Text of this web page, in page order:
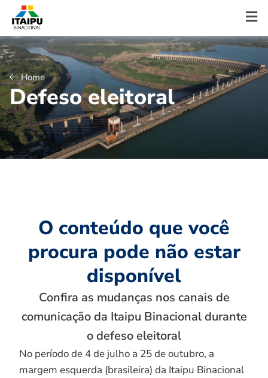
Home
Defeso eleitoral
O conteúdo que você
procura pode não estar
disponível
Confira as mudanças nos canais de
comunicação da Itaipu Binacional durante
o defeso eleitoral
No período de 4 de julho a 25 de outubro, a
margem esquerda (brasileira) da Itaipu Binacional